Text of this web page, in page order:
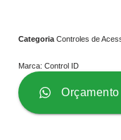
Categoria Controles de
Marca: Control ID